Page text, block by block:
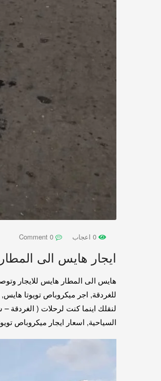
ايجار هايس الى المطار01067451866
هايس الى المطار هايس للايجار وتوصيلات
لنقلك اينما كنت لرحلات (
السياحية, اسعار ايجار ميكروباص تويوتا,